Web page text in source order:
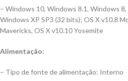
– Windows 10, Windows 8.1, Windows
Windows XP SP3 (32 bits); OS X v10.8
Mavericks, OS X v10.10 Yosemite
Alimentação:
– Tipo de fonte de alimentação: Interno